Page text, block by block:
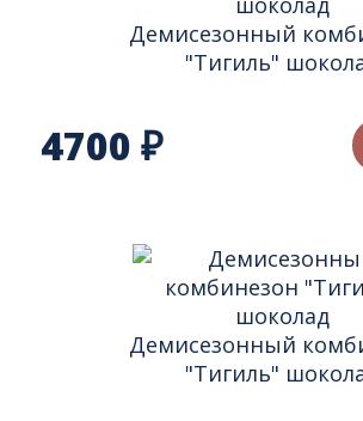
Демисезонный
"Тигиль"
4700 ₽
Демисезонный
"Тигиль"